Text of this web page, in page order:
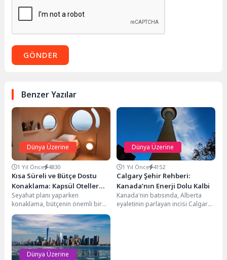
GÖNDER
Benzer Yazılar
Dünya Üzerine
1 Yıl Önce 4830
Kısa Süreli ve Bütçe Dostu
Konaklama: Kapsül Oteller
Nedir?
Seyahat planı yaparken
konaklama, bütçenin önemli bir
kısmını oluşturur. Özellikle kısa
süreli seyahatlerde, temel
ihtiyaçları...
Dünya Üzerine
1 Yıl Önce 4152
Calgary Şehir Rehberi:
Kanada’nın Enerji Dolu Kalbi
Kanada'nın batısında, Alberta
eyaletinin parlayan incisi Calgary,
Dünya Üzerine